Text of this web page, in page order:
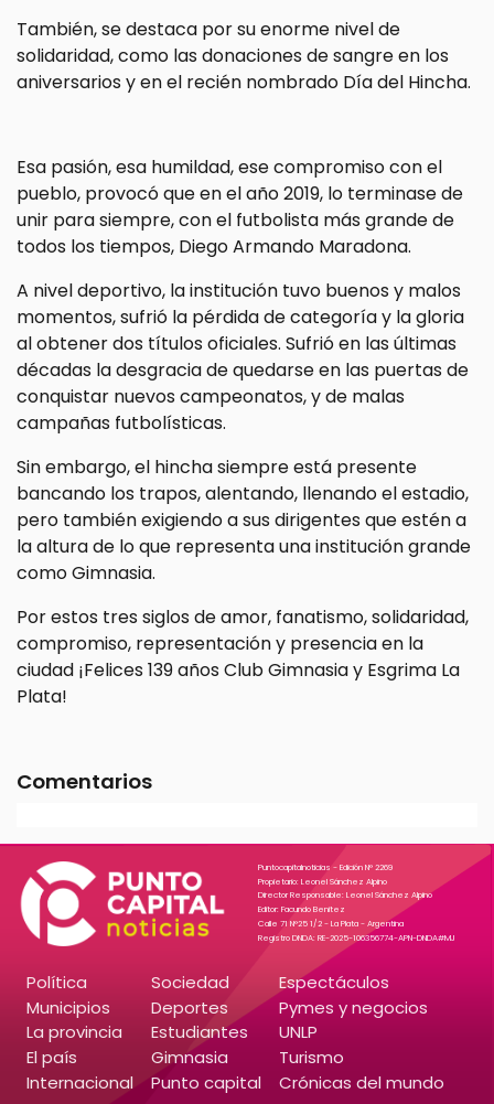
También, se destaca por su enorme nivel de
solidaridad, como las donaciones de sangre en los
aniversarios y en el recién nombrado Día del Hincha.
Esa pasión, esa humildad, ese compromiso con el
pueblo, provocó que en el año 2019, lo terminase de
unir para siempre, con el futbolista más grande de
todos los tiempos, Diego Armando Maradona.
A nivel deportivo, la institución tuvo buenos y malos
momentos, sufrió la pérdida de categoría y la gloria
al obtener dos títulos oficiales. Sufrió en las últimas
décadas la desgracia de quedarse en las puertas de
conquistar nuevos campeonatos, y de malas
campañas futbolísticas.
Sin embargo, el hincha siempre está presente
bancando los trapos, alentando, llenando el estadio,
pero también exigiendo a sus dirigentes que estén a
la altura de lo que representa una institución grande
como Gimnasia.
Por estos tres siglos de amor, fanatismo, solidaridad,
compromiso, representación y presencia en la
ciudad ¡Felices 139 años Club Gimnasia y Esgrima La
Plata!
Comentarios
Puntocapitalnoticias - Edición N° 2269
Propietario: Leonel Sánchez Alpino
Director Responsable: Leonel Sánchez Alpino
Editor: Facundo Benitez
Calle 71 N°25 1/2 - La Plata - Argentina
Registro DNDA: RE-2025-106356774-APN-DNDA#MJ
Política
Municipios
La provincia
El país
Internacional
Sociedad
Deportes
Estudiantes
Gimnasia
Punto capital
Espectáculos
Pymes y negocios
UNLP
Turismo
Crónicas del mundo